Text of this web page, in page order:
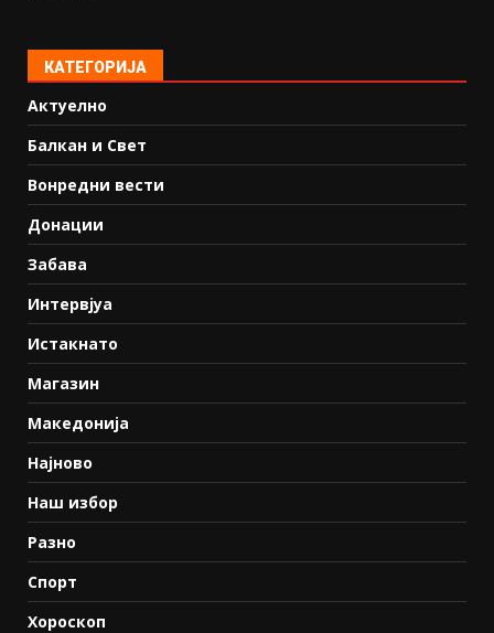
КАТЕГОРИЈА
Актуелно
Балкан и Свет
Вонредни вести
Донации
Забава
Интервјуа
Истакнато
Магазин
Македонија
Најново
Наш избор
Разно
Спорт
Хороскоп